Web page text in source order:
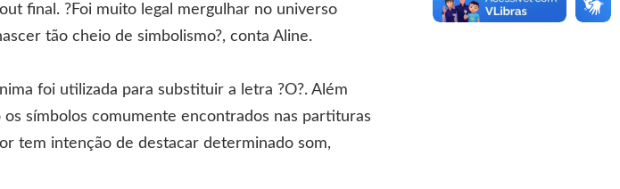
final. ?Foi muito legal mergulhar no universo
tão cheio de simbolismo?, conta Aline.
foi utilizada para substituir a letra ?O?. Além
símbolos comumente encontrados nas partituras
tem intenção de destacar determinado som,